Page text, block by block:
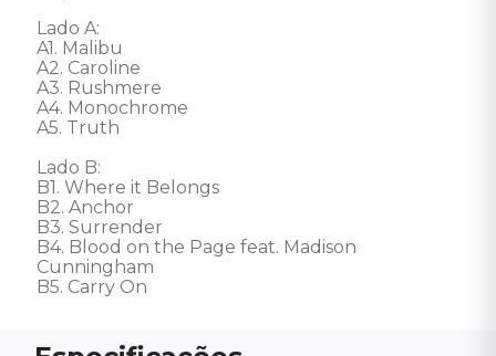
Lado A:
A1. Malibu
A2. Caroline
A3. Rushmere
A4. Monochrome
A5. Truth
Lado B:
B1. Where it Belongs
B2. Anchor
B3. Surrender
B4. Blood on the Page feat. Madison
Cunningham
B5. Carry On